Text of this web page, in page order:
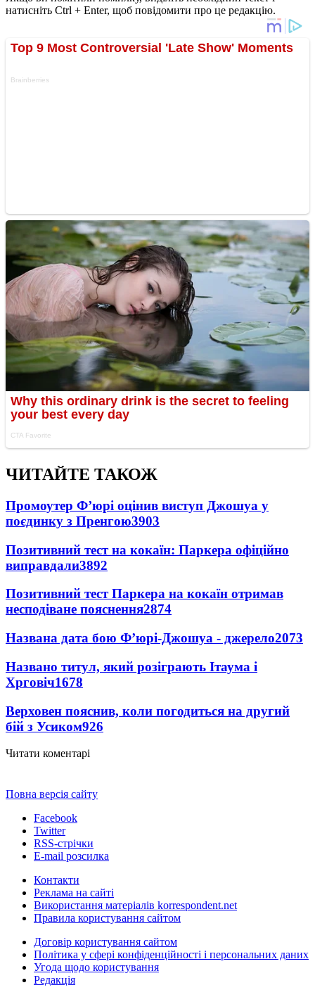
натисніть Ctrl + Enter, щоб повідомити про це редакцію.
ЧИТАЙТЕ ТАКОЖ
Промоутер Ф’юрі оцінив виступ Джошуа у
поєдинку з Пренгою3903
Позитивний тест на кокаїн: Паркера офіційно
виправдали3892
Позитивний тест Паркера на кокаїн отримав
несподіване пояснення2874
Названа дата бою Ф’юрі-Джошуа - джерело2073
Названо титул, який розіграють Ітаума і
Хрговіч1678
Верховен пояснив, коли погодиться на другий
бій з Усиком926
Читати коментарі
Повна версія сайту
Facebook
Twitter
RSS-стрічки
E-mail розсилка
Контакти
Реклама на сайті
Використання матеріалів korrespondent.net
Правила користування сайтом
Договір користування сайтом
Політика у сфері конфіденційності і персональних даних
Угода щодо користування
Редакція